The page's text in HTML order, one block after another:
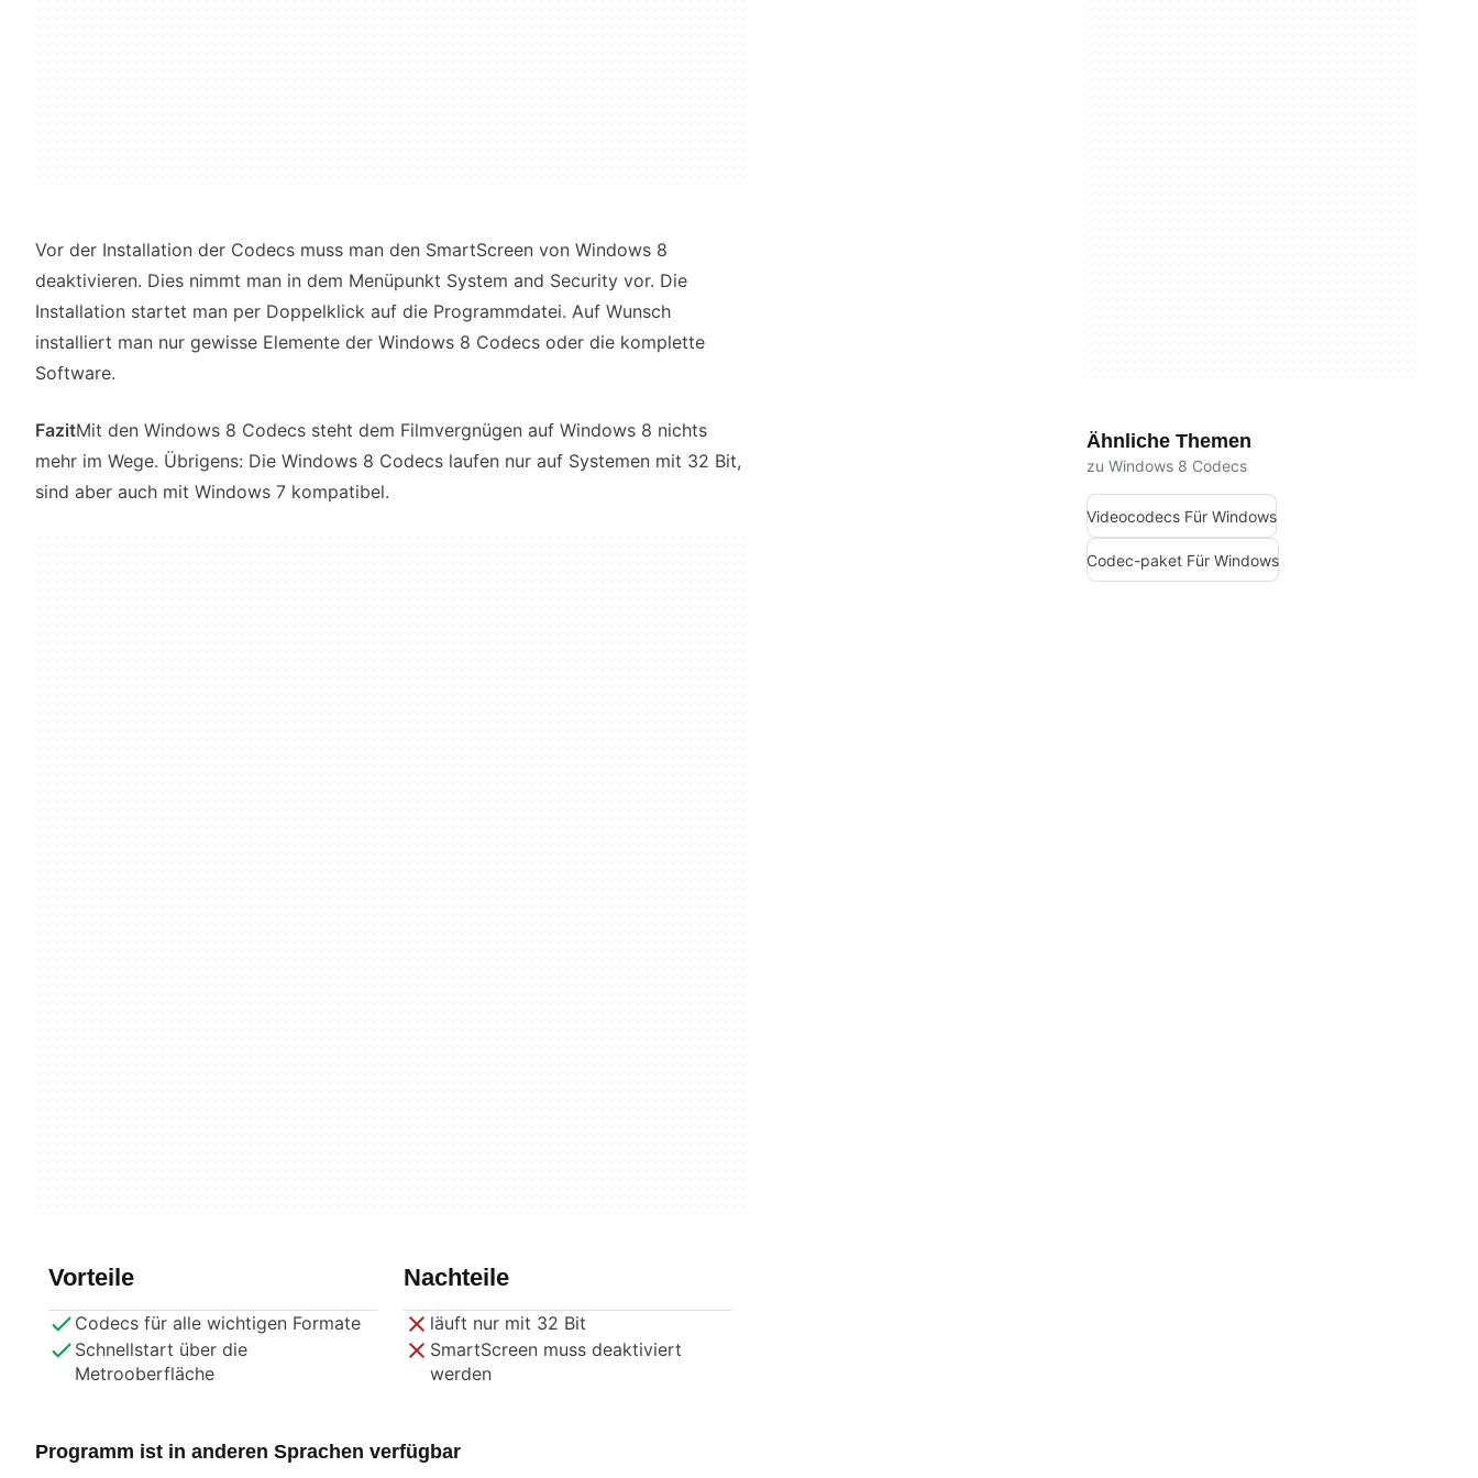
Vor der Installation der Codecs muss man den SmartScreen von Windows 8
deaktivieren. Dies nimmt man in dem Menüpunkt System and Security vor. Die
Installation startet man per Doppelklick auf die Programmdatei. Auf Wunsch
installiert man nur gewisse Elemente der Windows 8 Codecs oder die komplette
Software.
FazitMit den Windows 8 Codecs steht dem Filmvergnügen auf Windows 8 nichts
mehr im Wege. Übrigens: Die Windows 8 Codecs laufen nur auf Systemen mit 32 Bit,
sind aber auch mit Windows 7 kompatibel.
Vorteile
Codecs für alle wichtigen Formate
Schnellstart über die
Metrooberfläche
Nachteile
läuft nur mit 32 Bit
SmartScreen muss deaktiviert
werden
Programm ist in anderen Sprachen verfügbar
Ähnliche Themen
zu Windows 8 Codecs
Videocodecs Für Windows
Codec-paket Für Windows